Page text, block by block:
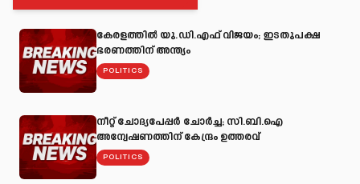
കേരളത്തിൽ യു.ഡി.എഫ് വിജയം; ഇടതുപക്ഷ
ഭരണത്തിന് അന്ത്യം
POLITICS
നീറ്റ് ചോദ്യപേപ്പർ ചോർച്ച; സി.ബി.ഐ
അന്വേഷണത്തിന് കേന്ദ്രം ഉത്തരവ്
POLITICS